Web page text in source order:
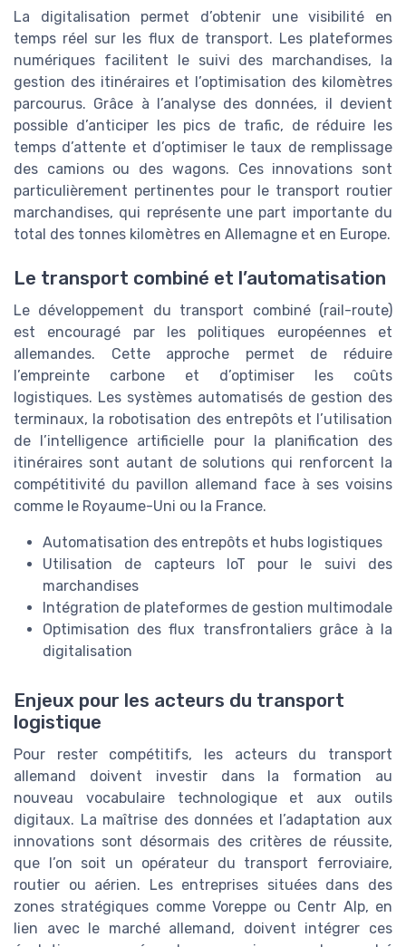
La digitalisation permet d’obtenir une visibilité en
temps réel sur les flux de transport. Les plateformes
numériques facilitent le suivi des marchandises, la
gestion des itinéraires et l’optimisation des kilomètres
parcourus. Grâce à l’analyse des données, il devient
possible d’anticiper les pics de trafic, de réduire les
temps d’attente et d’optimiser le taux de remplissage
des camions ou des wagons. Ces innovations sont
particulièrement pertinentes pour le transport routier
marchandises, qui représente une part importante du
total des tonnes kilomètres en Allemagne et en Europe.
Le transport combiné et l’automatisation
Le développement du transport combiné (rail-route)
est encouragé par les politiques européennes et
allemandes. Cette approche permet de réduire
l’empreinte carbone et d’optimiser les coûts
logistiques. Les systèmes automatisés de gestion des
terminaux, la robotisation des entrepôts et l’utilisation
de l’intelligence artificielle pour la planification des
itinéraires sont autant de solutions qui renforcent la
compétitivité du pavillon allemand face à ses voisins
comme le Royaume-Uni ou la France.
Automatisation des entrepôts et hubs logistiques
Utilisation de capteurs IoT pour le suivi des
marchandises
Intégration de plateformes de gestion multimodale
Optimisation des flux transfrontaliers grâce à la
digitalisation
Enjeux pour les acteurs du transport
logistique
Pour rester compétitifs, les acteurs du transport
allemand doivent investir dans la formation au
nouveau vocabulaire technologique et aux outils
digitaux. La maîtrise des données et l’adaptation aux
innovations sont désormais des critères de réussite,
que l’on soit un opérateur du transport ferroviaire,
routier ou aérien. Les entreprises situées dans des
zones stratégiques comme Voreppe ou Centr Alp, en
lien avec le marché allemand, doivent intégrer ces